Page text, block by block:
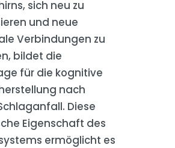
sich neu zu
und neue
Verbindungen zu
bildet die
für die kognitive
nach
Diese
Eigenschaft des
ermöglicht es